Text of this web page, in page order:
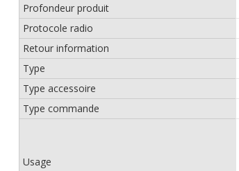
Profondeur produit
Protocole radio
Retour information
Type
Type accessoire
Type commande
Usage